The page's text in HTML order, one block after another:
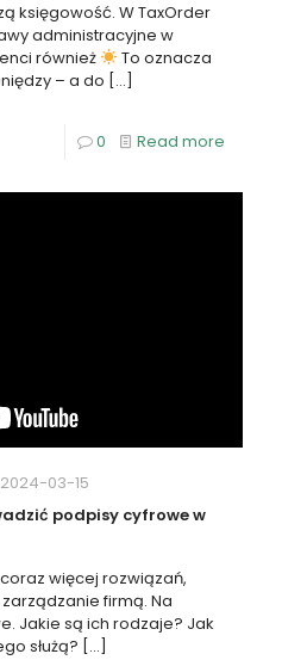
księgowość. W TaxOrder
administracyjne w
również
To oznacza
– a do […]
0 Read more
2024-03-15
podpisy cyfrowe w
więcej rozwiązań,
firmą. Na
Jakie są ich rodzaje? Jak
służą? […]